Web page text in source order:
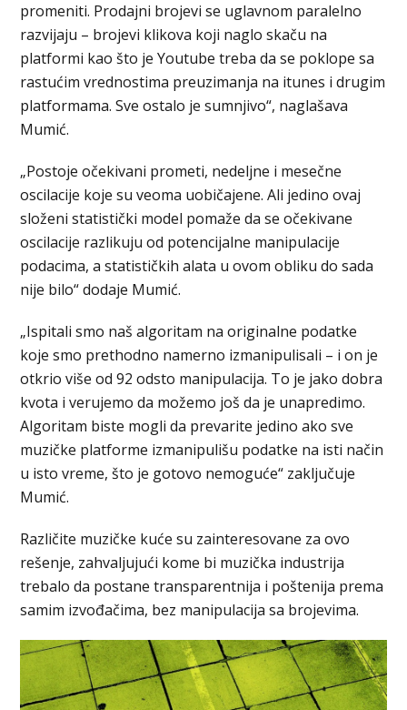
promeniti. Prodajni brojevi se uglavnom paralelno
razvijaju – brojevi klikova koji naglo skaču na
platformi kao što je Youtube treba da se poklope sa
rastućim vrednostima preuzimanja na itunes i drugim
platformama. Sve ostalo je sumnjivo“, naglašava
Mumić.
„Postoje očekivani prometi, nedeljne i mesečne
oscilacije koje su veoma uobičajene. Ali jedino ovaj
složeni statistički model pomaže da se očekivane
oscilacije razlikuju od potencijalne manipulacije
podacima, a statističkih alata u ovom obliku do sada
nije bilo“ dodaje Mumić.
„Ispitali smo naš algoritam na originalne podatke
koje smo prethodno namerno izmanipulisali – i on je
otkrio više od 92 odsto manipulacija. To je jako dobra
kvota i verujemo da možemo još da je unapredimo.
Algoritam biste mogli da prevarite jedino ako sve
muzičke platforme izmanipulišu podatke na isti način
u isto vreme, što je gotovo nemoguće“ zaključuje
Mumić.
Različite muzičke kuće su zainteresovane za ovo
rešenje, zahvaljujući kome bi muzička industrija
trebalo da postane transparentnija i poštenija prema
samim izvođačima, bez manipulacija sa brojevima.